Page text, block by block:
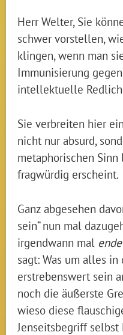
Herr Welter, Sie
schwer vorstellen,
klingen, wenn man
Immunisierung
intellektuelle
Sie verbreiten hier
nicht nur absurd,
metaphorischen
fragwürdig erscheint.
Ganz abgesehen
sein“ nun mal
irgendwann mal
sagt: Was um alles
erstrebenswert sein
noch die äußerste
wieso diese
Jenseitsbegriff